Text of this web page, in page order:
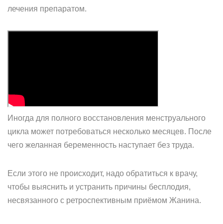
лечения препаратом.
Иногда для полного восстановления менструального
цикла может потребоваться несколько месяцев. После
чего желанная беременность наступает без труда.
Если этого не происходит, надо обратиться к врачу,
чтобы выяснить и устранить причины бесплодия,
несвязанного с ретроспективным приёмом Жанина.